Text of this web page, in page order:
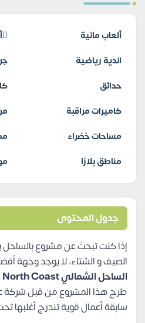
ألعاب مائية
اندية رياضية
حدائق
كاميرات مراقبة
مساحات خضراء
مناطق بلازا
جدول المحتوى
إذا كنت تبحث عن مشروع
الصيف و الشتاء، لا يوجد وجهة
الساحل الشمالي Porto Golf Marina North Coast
طرح هذا المشروع من قبل شركة
سابقة أعمال قوية تندرج أغلبها